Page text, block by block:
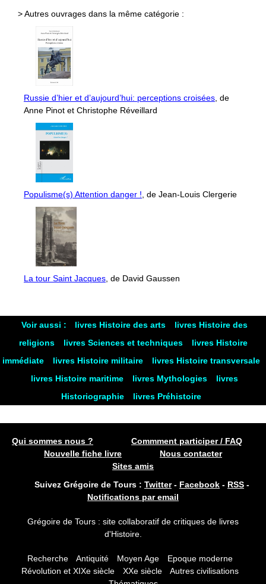
> Autres ouvrages dans la même catégorie :
Russie d’hier et d’aujourd’hui: perceptions croisées, de
Anne Pinot et Christophe Réveillard
Populisme(s) Attention danger !, de Jean-Louis Clergerie
La tour Saint Jacques, de David Gaussen
Voir aussi : livres Histoire des arts
livres Histoire des
religions
livres Sciences et techniques
livres Histoire
immédiate
livres Histoire militaire
livres Histoire transversale
livres Histoire maritime
livres Mythologies
livres
Historiographie
livres Préhistoire
Qui sommes nous ?
Commment participer / FAQ
Nouvelle fiche livre
Nous contacter
Sites amis
Suivez Grégoire de Tours : Twitter- Facebook - RSS -
Notifications par email
Grégoire de Tours : site collaboratif de critiques de livres
d'Histoire.
Recherche Antiquité Moyen Age
Epoque moderne
Révolution et XIXe siècle
XXe siècle
Autres civilisations